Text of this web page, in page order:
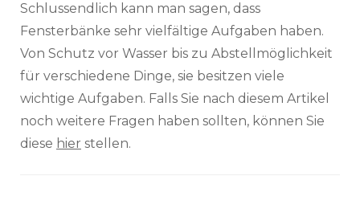
Schlussendlich kann man sagen, dass
Fensterbänke sehr vielfältige Aufgaben haben.
Von Schutz vor Wasser bis zu Abstellmöglichkeit
für verschiedene Dinge, sie besitzen viele
wichtige Aufgaben. Falls Sie nach diesem Artikel
noch weitere Fragen haben sollten, können Sie
diese hier stellen.